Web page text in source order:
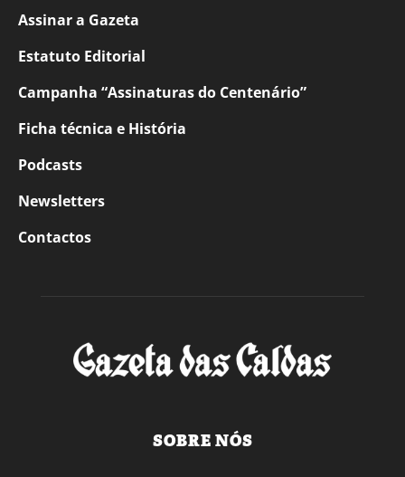
Assinar a Gazeta
Estatuto Editorial
Campanha “Assinaturas do Centenário”
Ficha técnica e História
Podcasts
Newsletters
Contactos
SOBRE NÓS